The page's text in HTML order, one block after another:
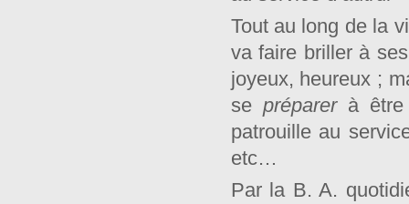
Tout au long de la
va faire briller à
joyeux, heureux ;
se préparerà être
patrouille au
etc…
Par la B. A.